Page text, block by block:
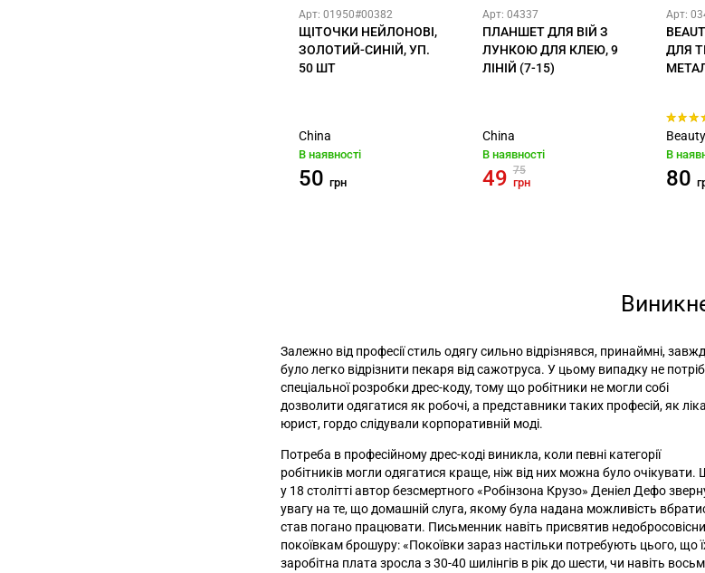
Арт: 01950#00382
ЩІТОЧКИ НЕЙЛОНОВІ,
ЗОЛОТИЙ-СИНІЙ, УП.
50 ШТ
China
В наявності
50 грн
Арт: 04337
ПЛАНШЕТ ДЛЯ ВІЙ З
ЛУНКОЮ ДЛЯ КЛЕЮ, 9
ЛІНІЙ (7-15)
China
В наявності
49 75
грн
Арт:
ДЛЯ
В
80
Залежно від професії стиль одягу сильно відрізнявся, принаймні,
було легко відрізнити пекаря від сажотруса. У цьому випадку не
спеціальної розробки дрес-коду, тому що робітники не могли собі
дозволити одягатися як робочі, а представники таких професій, як
юрист, гордо слідували корпоративній моді.
Потреба в професійному дрес-коді виникла, коли певні категорії
робітників могли одягатися краще, ніж від них можна було очікувати.
у 18 столітті автор безсмертного «Робінзона Крузо» Деніел Дефо
увагу на те, що домашній слуга, якому була надана можливість
став погано працювати. Письменник навіть присвятив
покоївкам брошуру: «Покоївки зараз настільки потребують цього, що
заробітна плата зросла з 30-40 шилінгів в рік до шести, чи навіть